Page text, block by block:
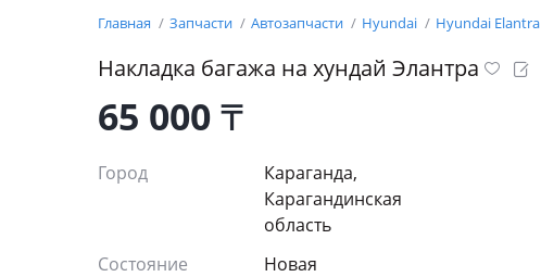
Главная Запчасти Автозапчасти Hyundai Hyundai Elantra
Накладка багажа на хундай Элантра
65 000₸
Город
Караганда,
Карагандинская
область
Состояние
Новая